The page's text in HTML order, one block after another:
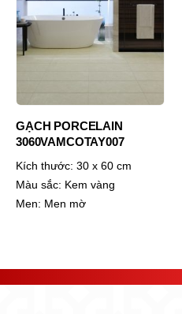
GẠCH PORCELAIN
3060VAMCOTAY007
Kích thước: 30 x 60 cm
Màu sắc: Kem vàng
Men: Men mờ